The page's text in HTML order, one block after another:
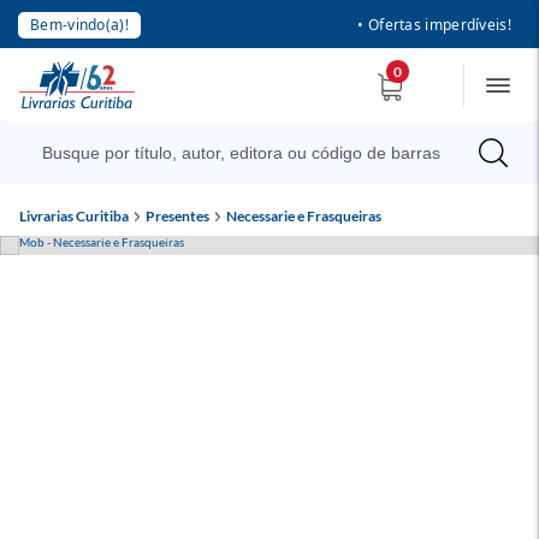
Bem-vindo(a)! • Ofertas imperdíveis!
0
Livrarias Curitiba Presentes Necessarie e Frasqueiras